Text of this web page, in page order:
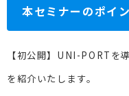
本セミナーのポイ
【初公開】UNI-PORTを
を紹介いたします。